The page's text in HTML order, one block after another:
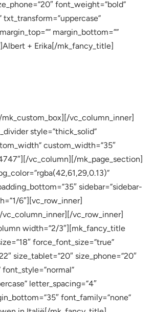
font_weight=”bold”
txt_transform=”uppercase”
margin_bottom=””
+ Erika[/mk_fancy_title]
vc_column_inner]
style=”thick_solid”
custom_width=”35″
vc_column][/mk_page_section]
sidebar=”sidebar-
6″][vc_row_inner]
vc_row_inner]
width=”2/3″][mk_fancy_title
force_font_size=”true”
size_tablet=”20″ size_phone=”20″
letter_spacing=”4″
font_family=”none”